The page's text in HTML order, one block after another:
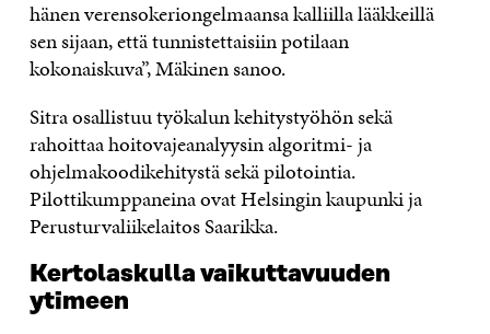
hänen verensokeriongelmaansa kalliilla lääkkeillä
sen sijaan, että tunnistettaisiin potilaan
kokonaiskuva”, Mäkinen sanoo.
Sitra osallistuu työkalun kehitystyöhön sekä
rahoittaa hoitovajeanalyysin algoritmi- ja
ohjelmakoodikehitystä sekä pilotointia.
Pilottikumppaneina ovat Helsingin kaupunki ja
Perusturvaliikelaitos Saarikka.
Kertolaskulla vaikuttavuuden
ytimeen